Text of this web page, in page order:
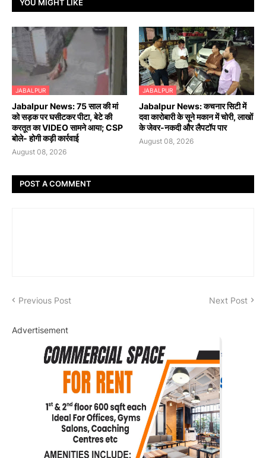
YOU MIGHT LIKE
JABALPUR
Jabalpur News: 75 साल की मां
को सड़क पर घसीटकर पीटा, बेटे की
करतूत का VIDEO सामने आया; CSP
बोले- होगी कड़ी कार्रवाई
August 08, 2026
JABALPUR
Jabalpur News: कचनार सिटी में
दवा कारोबारी के सूने मकान में चोरी, लाखों
के जेवर-नकदी और लैपटॉप पार
August 08, 2026
POST A COMMENT
Previous Post Next Post
Advertisement